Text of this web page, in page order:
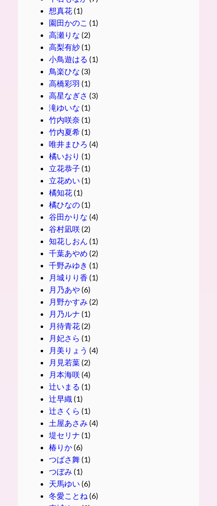
想真花(1)
園田かのこ (1)
高瀬りな (2)
高梨有紗(1)
小鳥遊はる (1)
鳥楽ひな (3)
高橋彩羽 (1)
高星なぎさ (3)
滝ゆいな (1)
竹内咲奈 (1)
竹内夏希(1)
唯井まひろ (4)
橘いおり (1)
立花恭子 (1)
立花めい (1)
橘知花(1)
橘ひなの(1)
谷田かりな (4)
谷村凪咲(2)
知花しおん (1)
千葉あやめ (2)
千野みゆき (1)
月城りり香 (1)
月乃あや(6)
月野かすみ (2)
月乃ルナ (1)
月待青花(2)
月妃さら (1)
月美りょう (4)
月見若葉(2)
月本海咲(4)
辻いまる (1)
辻早織(1)
辻さくら (1)
土屋あさみ (4)
堤セリナ (1)
椿りか(6)
つばさ舞(1)
つぼみ (1)
天馬ゆい (6)
冬愛ことね (6)